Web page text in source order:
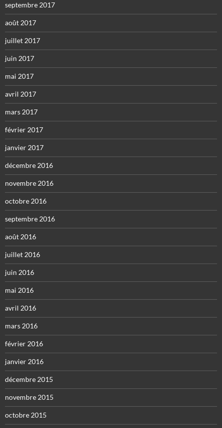
septembre 2017
août 2017
juillet 2017
juin 2017
mai 2017
avril 2017
mars 2017
février 2017
janvier 2017
décembre 2016
novembre 2016
octobre 2016
septembre 2016
août 2016
juillet 2016
juin 2016
mai 2016
avril 2016
mars 2016
février 2016
janvier 2016
décembre 2015
novembre 2015
octobre 2015